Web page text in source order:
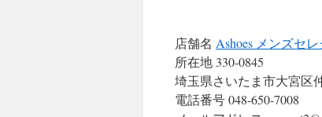
店舗名 Ashoes メンズセ
所在地 330-0845
埼玉県さいたま市大宮区
電話番号 048-650-7008